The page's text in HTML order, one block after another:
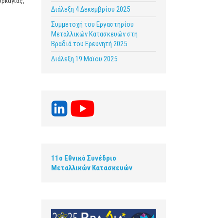
Διάλεξη 4 Δεκεμβρίου 2025
Συμμετοχή του Εργαστηρίου
Μεταλλικών Κατασκευών στη
Βραδιά του Ερευνητή 2025
Διάλεξη 19 Μαϊου 2025
11ο Εθνικό Συνέδριο
Μεταλλικών Κατασκευών